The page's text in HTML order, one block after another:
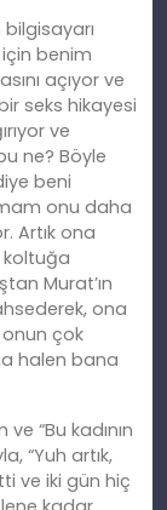
bilgisayarı
benim
açıyor ve
seks hikayesi
ve
ne? Böyle
beni
onu daha
Artık ona
koltuğa
Murat’ın
ona
çok
halen bana
“Bu kadının
“Yuh artık,
ve iki gün hiç